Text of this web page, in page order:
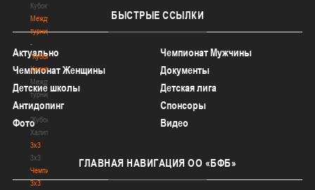
Кубок
Международный
турнир
-
"Кубок
Халипского"
Международный
турнир
-
"Кубок
Халипского"
3x3
3x3
Чемпионат
3х3
БЫСТРЫЕ ССЫЛКИ
Актуально
Чемпионат Мужчины
Чемпионат Женщины
Документы
Детские школы
Детская лига
Антидопинг
Спонсоры
Фото
Видео
ГЛАВНАЯ НАВИГАЦИЯ ОО «БФБ»